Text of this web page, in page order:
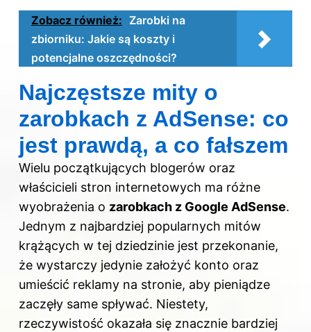
Zobacz również: Zarobki na
zbiorniku: Jakie są koszty i
potencjalne oszczędności?
Najczęstsze mity o
zarobkach z AdSense: co
jest prawdą, a co fałszem
Wielu początkujących blogerów oraz
właścicieli stron internetowych ma różne
wyobrażenia o zarobkach z Google AdSense.
Jednym z najbardziej popularnych mitów
krążących w tej dziedzinie jest przekonanie,
że wystarczy jedynie założyć konto oraz
umieścić reklamy na stronie, aby pieniądze
zaczęły same spływać. Niestety,
rzeczywistość okazała się znacznie bardziej